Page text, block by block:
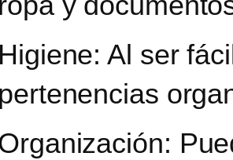
Higiene: Al ser
pertenencias
: